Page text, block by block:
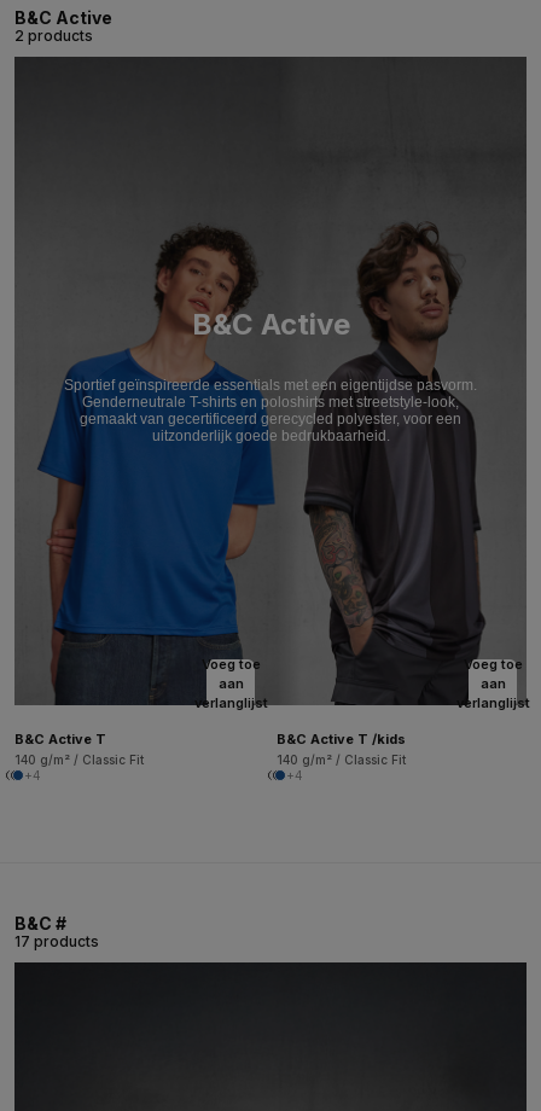
B&C Active
2 products
B&C Active
Sportief geïnspireerde essentials met een eigentijdse pasvorm.
Genderneutrale T-shirts en poloshirts met streetstyle-look,
gemaakt van gecertificeerd gerecycled polyester, voor een
uitzonderlijk goede bedrukbaarheid.
Voeg toe
aan
verlanglijst
B&C Active T
140 g/m² / Classic Fit
+4
Voeg toe
aan
verlanglijst
B&C Active T /kids
140 g/m² / Classic Fit
+4
B&C #
17 products